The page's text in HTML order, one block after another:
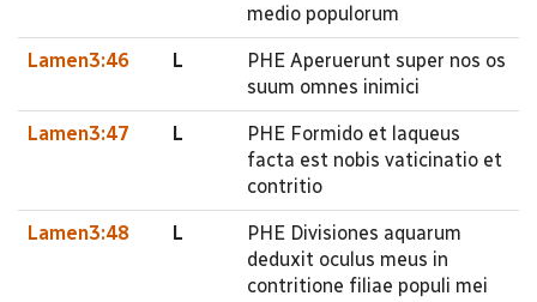
medio populorum
Lamen3:46 L
PHE Aperuerunt super nos os
suum omnes inimici
Lamen3:47 L
PHE Formido et laqueus
facta est nobis vaticinatio et
contritio
Lamen3:48 L
PHE Divisiones aquarum
deduxit oculus meus in
contritione filiae populi mei